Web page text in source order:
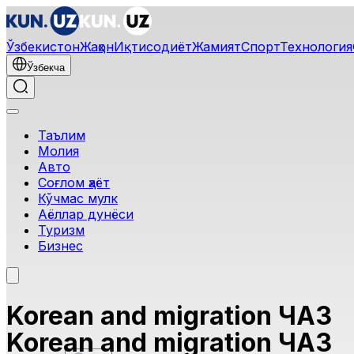
ЎзбекистонЖаҳонИқтисодиётЖамиятСпортТехнология
Ўзбекча
Таълим
Молия
Авто
Соғлом ҳаёт
Кўчмас мулк
Аёллар дунёси
Туризм
Бизнес
Korean аnd migration ЧАЗ
Korean аnd migration ЧАЗ